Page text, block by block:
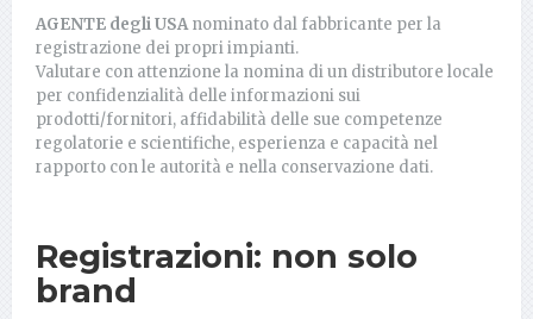
AGENTE degli USAnominato dal fabbricante per la
registrazione dei propri impianti.
Valutare con attenzione la nomina di un distributore locale
per confidenzialità delle informazioni sui
prodotti/fornitori, affidabilità delle sue competenze
regolatorie e scientifiche, esperienza e capacità nel
rapporto con le autorità e nella conservazione dati.
Registrazioni: non solo
brand